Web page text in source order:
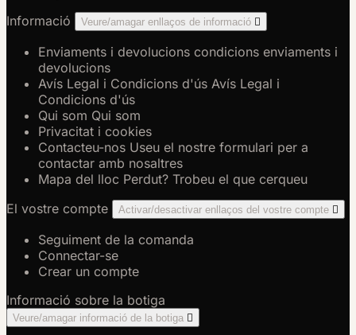
Informació
Veure/amagar enllaços de informació 
Enviaments i devolucions condicions enviaments i
devolucions
Avís Legal i Condicions d'ús Avís Legal i
Condicions d'ús
Qui som Qui som
Privacitat i cookies
Contacteu-nos Useu el nostre formulari per a
contactar amb nosaltres
Mapa del lloc Perdut? Trobeu el que cerqueu
El vostre compte
Activar/desactivar enllaços del vostre compte 
Seguiment de la comanda
Connectar-se
Crear un compte
Informació sobre la botiga
Veure/amagar informació de la botiga 